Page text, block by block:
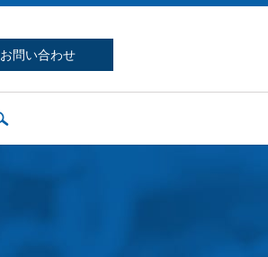
お問い合わせ